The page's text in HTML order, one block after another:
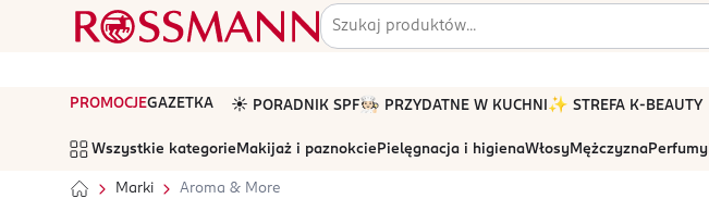
PROMOCJEGAZETKA ☀️ PORADNIK SPF🧑🏻‍🍳 PRZYDATNE W KUCHNI ✨ STREFA K-BEAUTY
Wszystkie kategorie Makijaż i paznokcie Pielęgnacja i higienaWłosyMężczyznaPerfumy
Marki Aroma & More